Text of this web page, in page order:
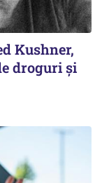
Kushner,
droguri și